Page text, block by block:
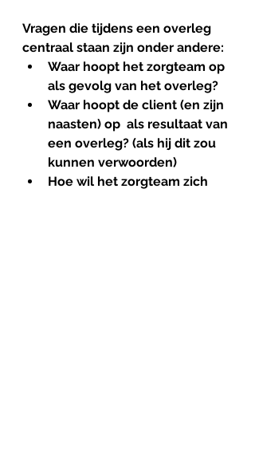
Vragen die tijdens een overleg
centraal staan zijn onder andere:
Waar hoopt het zorgteam op
als gevolg van het overleg?
Waar hoopt de client (en zijn
naasten) op  als resultaat van
een overleg? (als hij dit zou
kunnen verwoorden)
Hoe wil het zorgteam zich